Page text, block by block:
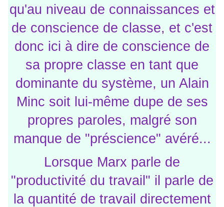
qu'au niveau de connaissances et
de conscience de classe, et c'est
donc ici à dire de conscience de
sa propre classe en tant que
dominante du système, un Alain
Minc soit lui-même dupe de ses
propres paroles, malgré son
manque de "préscience" avéré...
Lorsque Marx parle de
"productivité du travail" il parle de
la quantité de travail directement